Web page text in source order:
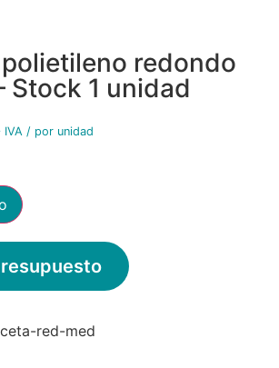
redondo
Stock 1 unidad
IVA / por unidad
red-med